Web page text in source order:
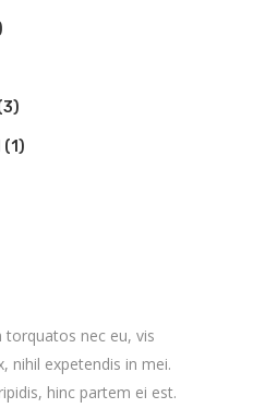
(1)
torquatos nec eu, vis
nihil expetendis in mei.
hinc partem ei est.